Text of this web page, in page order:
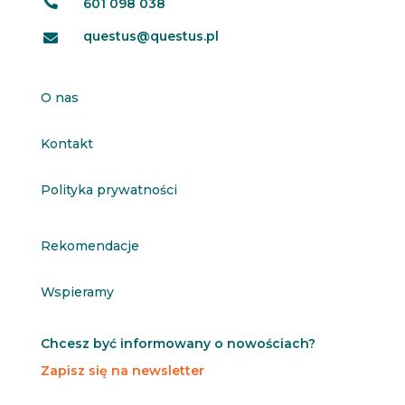
601 098 038
 questus@questus.pl
O nas
Kontakt
Polityka prywatności
Rekomendacje
Wspieramy
Chcesz być informowany o nowościach?
Zapisz się na newsletter